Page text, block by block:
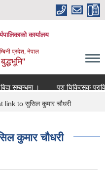
कार्यालय
प्रदेश, नेपाल
सम्बन्धमा ।
पशु चिकित्सक
to सुसिल कुमार चौधरी
कुमार चौधरी